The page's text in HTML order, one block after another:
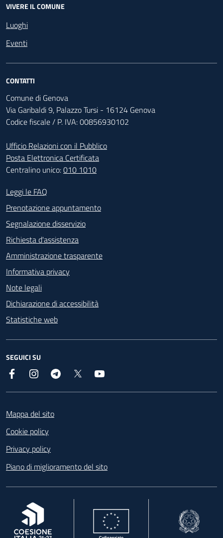
VIVERE IL COMUNE
Luoghi
Eventi
CONTATTI
Comune di Genova
Via Garibaldi 9, Palazzo Tursi - 16124 Genova
Codice fiscale / P. IVA: 00856930102
Ufficio Relazioni con il Pubblico
Posta Elettronica Certificata
Centralino unico:010 1010
Footer - Contatti
Leggi le FAQ
Prenotazione appuntamento
Segnalazione disservizio
Richiesta d'assistenza
Amministrazione trasparente
Informativa privacy
Note legali
Dichiarazione di accessibilità
Statistiche web
SEGUICI SU
Facebook InstagramTelegram
Mappa del sito
Cookie policy
Privacy policy
Piano di miglioramento del sito
, apre in una nuova scheda